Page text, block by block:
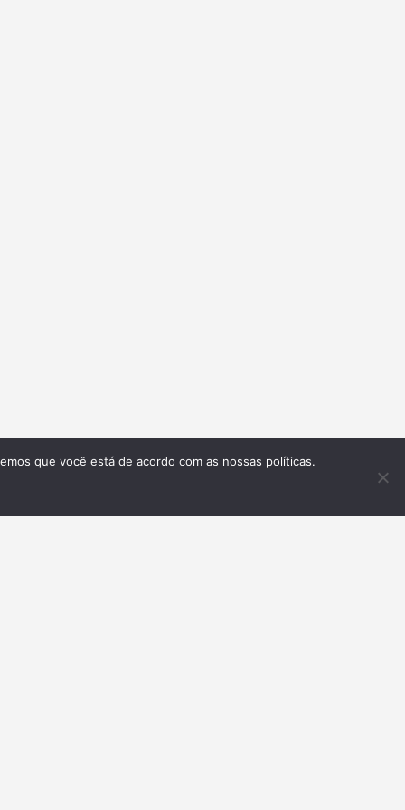
que você está de acordo com as nossas políticas.